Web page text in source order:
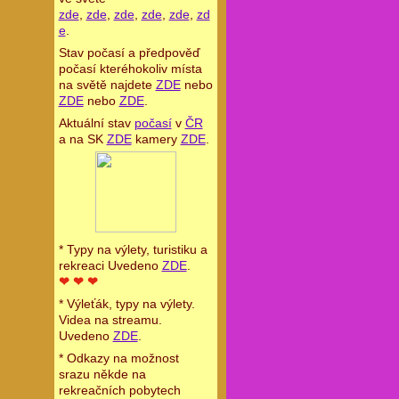
zde, zde, zde, zde, zde, zd
e.
Stav počasí a předpověď
počasí kteréhokoliv místa
na světě najdete ZDEnebo
ZDEnebo ZDE.
Aktuální stav počasív ČR
a na SK ZDEkamery ZDE.
* Typy na výlety, turistiku a
rekreaci Uvedeno ZDE.
❤ ❤ ❤
* Výleťák, typy na výlety.
Videa na streamu.
Uvedeno ZDE.
* Odkazy na možnost
srazu někde na
rekreačních pobytech